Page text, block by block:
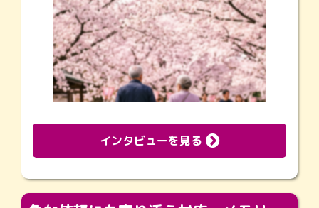
インタビューを見る